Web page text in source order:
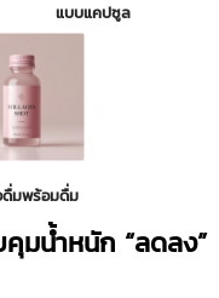
แบบแคปซูล
ดื่มพร้อมดื่ม
มน้ำหนัก “ลดลง”